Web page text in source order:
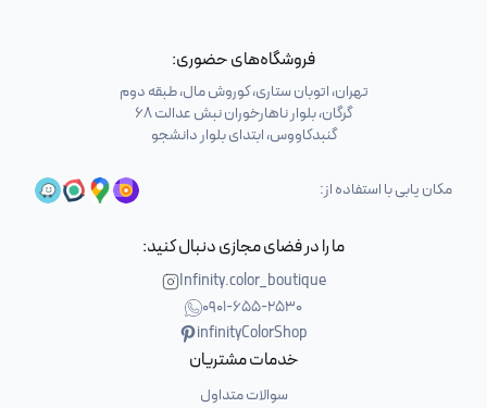
فروشگاه‌های حضوری:
تهران، اتوبان ستاری، کوروش مال، طبقه دوم
گرگان، بلوار ناهارخوران نبش عدالت 68
گنبدکاووس، ابتدای بلوار دانشجو
مکان یابی با استفاده از:
ما را در فضای مجازی دنبال کنید:
Infinity.color_boutique
0901-655-2530
infinityColorShop
خدمات مشتریان
سوالات متداول